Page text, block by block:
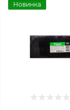
Новинка